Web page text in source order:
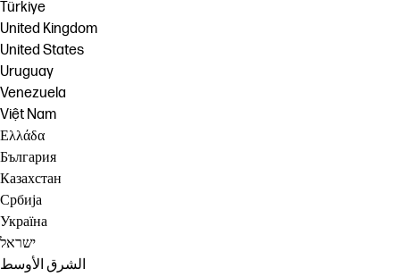
Türkiye
United Kingdom
United States
Uruguay
Venezuela
Việt Nam
Ελλάδα
България
Казахстан
Србија
Україна
ישראל
الشرق الأوسط